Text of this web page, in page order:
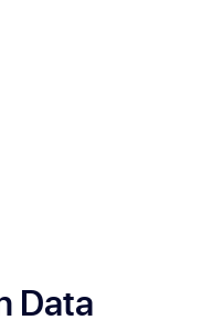
Data